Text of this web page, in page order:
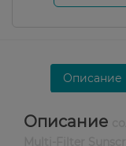
Описание
Описание